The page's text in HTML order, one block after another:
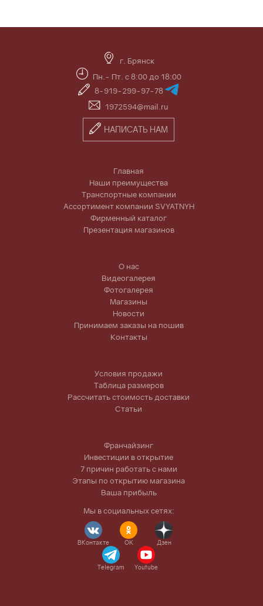
г. Брянск
Пн.- Пт. с 8:00 до 18:00
8-919-299-97-78
1972594@mail.ru
НАПИСАТЬ НАМ
Главная
Наши преимущества
Транспортные компании
Ассортимент компании SVYATNYH
Фирменный каталог
Презентация магазинов
О нас
Видеогалерея
Фотогалерея
Магазины
Новости
Принимаем заказы на пошив
Контакты
Условия продажи
Таблица размеров
Рассчитать стоимость доставки
Статьи
Франчайзинг
Инвестиции в открытие
7 причин работать с нами
Этапы по открытию магазина
Ваша прибыль
Мы в социальных сетях:
ВКонтакте OK Дзен
Telegram Youtube